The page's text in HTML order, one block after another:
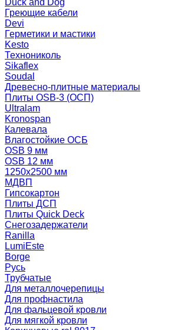
Duck and Dog
Греющие кабели
Devi
Герметики и мастики
Kesto
Технониколь
Sikaflex
Soudal
Древесно-плитные материалы
Плиты OSB-3 (ОСП)
Ultralam
Kronospan
Калевала
Влагостойкие ОСБ
OSB 9 мм
OSB 12 мм
1250х2500 мм
МДВП
Гипсокартон
Плиты ДСП
Плиты Quick Deck
Снегозадержатели
Ranilla
LumiEste
Borge
Русь
Трубчатые
Для металлочерепицы
Для профнастила
Для фальцевой кровли
Для мягкой кровли